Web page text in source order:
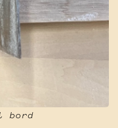
bord